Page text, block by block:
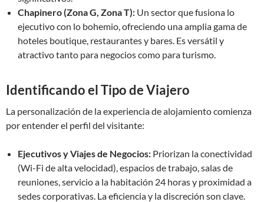
Chapinero (Zona G, Zona T): Un sector que fusiona lo
ejecutivo con lo bohemio, ofreciendo una amplia gama de
hoteles boutique, restaurantes y bares. Es versátil y
atractivo tanto para negocios como para turismo.
Identificando el Tipo de Viajero
La personalización de la experiencia de alojamiento comienza
por entender el perfil del visitante:
Ejecutivos y Viajes de Negocios: Priorizan la conectividad
(Wi-Fi de alta velocidad), espacios de trabajo, salas de
reuniones, servicio a la habitación 24 horas y proximidad a
sedes corporativas. La eficiencia y la discreción son clave.